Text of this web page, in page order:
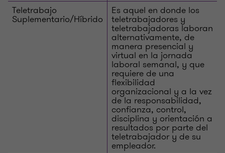
Teletrabajo
Suplementario/Híbrido
Es aquel en donde los
teletrabajadores y
teletrabajadoras laboran
alternativamente, de
manera presencial y
virtual en la jornada
laboral semanal, y que
requiere de una
flexibilidad
organizacional y a la vez
de la responsabilidad,
confianza, control,
disciplina y orientación a
resultados por parte del
teletrabajador y de su
empleador.